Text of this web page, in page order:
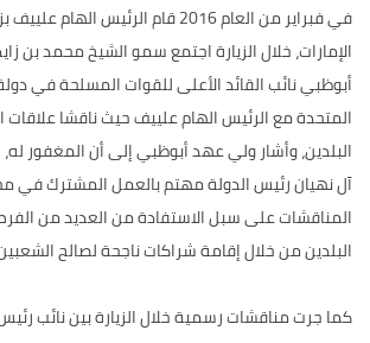
في فبراير من العام 2016 قام الرئيس
الإمارات، خلال الزيارة اجتمع سمو الشيخ محمد بن
أبوظبي نائب القائد الأعلى للقوات المسلحة في دولة
المتحدة مع الرئيس الهام علييف حيث ناقشا علاقات
البلدين، وأشار ولي عهد أبوظبي إلى أن المغفور
آل نهيان رئيس الدولة مهتم بالعمل المشترك في
المناقشات على سبل الاستفادة من العديد من
البلدين من خلال إقامة شراكات ناجحة لصالح
كما جرت مناقشات رسمية خلال الزيارة بين نائب